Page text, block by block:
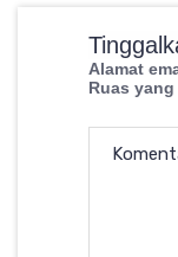
Alamat
Ruas